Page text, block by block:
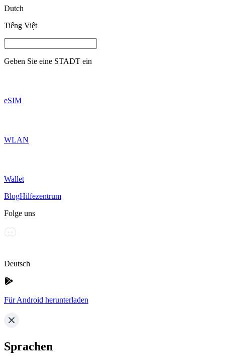
Dutch
Tiếng Việt
Geben Sie eine STADT ein
eSIM
WLAN
Wallet
BlogHilfezentrum
Folge uns
Deutsch
Für Android herunterladen
Sprachen